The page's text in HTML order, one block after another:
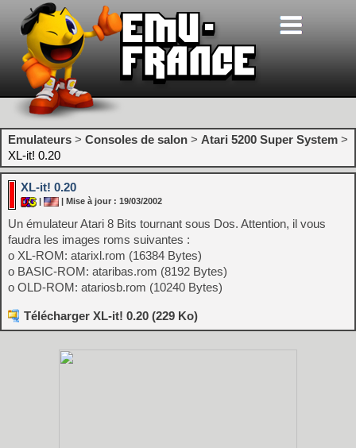
Emulateurs > Consoles de salon > Atari 5200 Super System >
XL-it! 0.20
XL-it! 0.20
| | Mise à jour : 19/03/2002
Un émulateur Atari 8 Bits tournant sous Dos. Attention, il vous
faudra les images roms suivantes :
o XL-ROM: atarixl.rom (16384 Bytes)
o BASIC-ROM: ataribas.rom (8192 Bytes)
o OLD-ROM: atariosb.rom (10240 Bytes)
Télécharger XL-it! 0.20 (229 Ko)